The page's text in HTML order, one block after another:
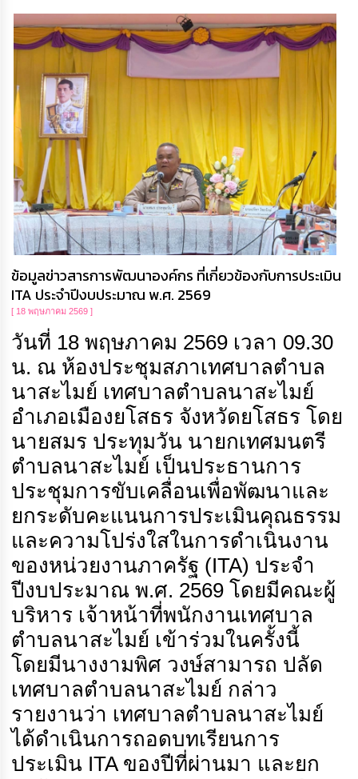
ข้อมูลข่าวสารการพัฒนาองค์กร ที่เกี่ยวข้องกับการประเมิน
ITA ประจำปีงบประมาณ พ.ศ. 2569
[ 18 พฤษภาคม 2569 ]
วันที่ 18 พฤษภาคม 2569 เวลา 09.30
น. ณ ห้องประชุมสภาเทศบาลตำบล
นาสะไมย์ เทศบาลตำบลนาสะไมย์
อำเภอเมืองยโสธร จังหวัดยโสธร โดย
นายสมร ประทุมวัน นายกเทศมนตรี
ตำบลนาสะไมย์ เป็นประธานการ
ประชุมการขับเคลื่อนเพื่อพัฒนาและ
ยกระดับคะแนนการประเมินคุณธรรม
และความโปร่งใสในการดำเนินงาน
ของหน่วยงานภาครัฐ (ITA) ประจำ
ปีงบประมาณ พ.ศ. 2569 โดยมีคณะผู้
บริหาร เจ้าหน้าที่พนักงานเทศบาล
ตำบลนาสะไมย์ เข้าร่วมในครั้งนี้
โดยมีนางงามพิศ วงษ์สามารถ ปลัด
เทศบาลตำบลนาสะไมย์ กล่าว
รายงานว่า เทศบาลตำบลนาสะไมย์
ได้ดำเนินการถอดบทเรียนการ
ประเมิน ITA ของปีที่ผ่านมา และยก